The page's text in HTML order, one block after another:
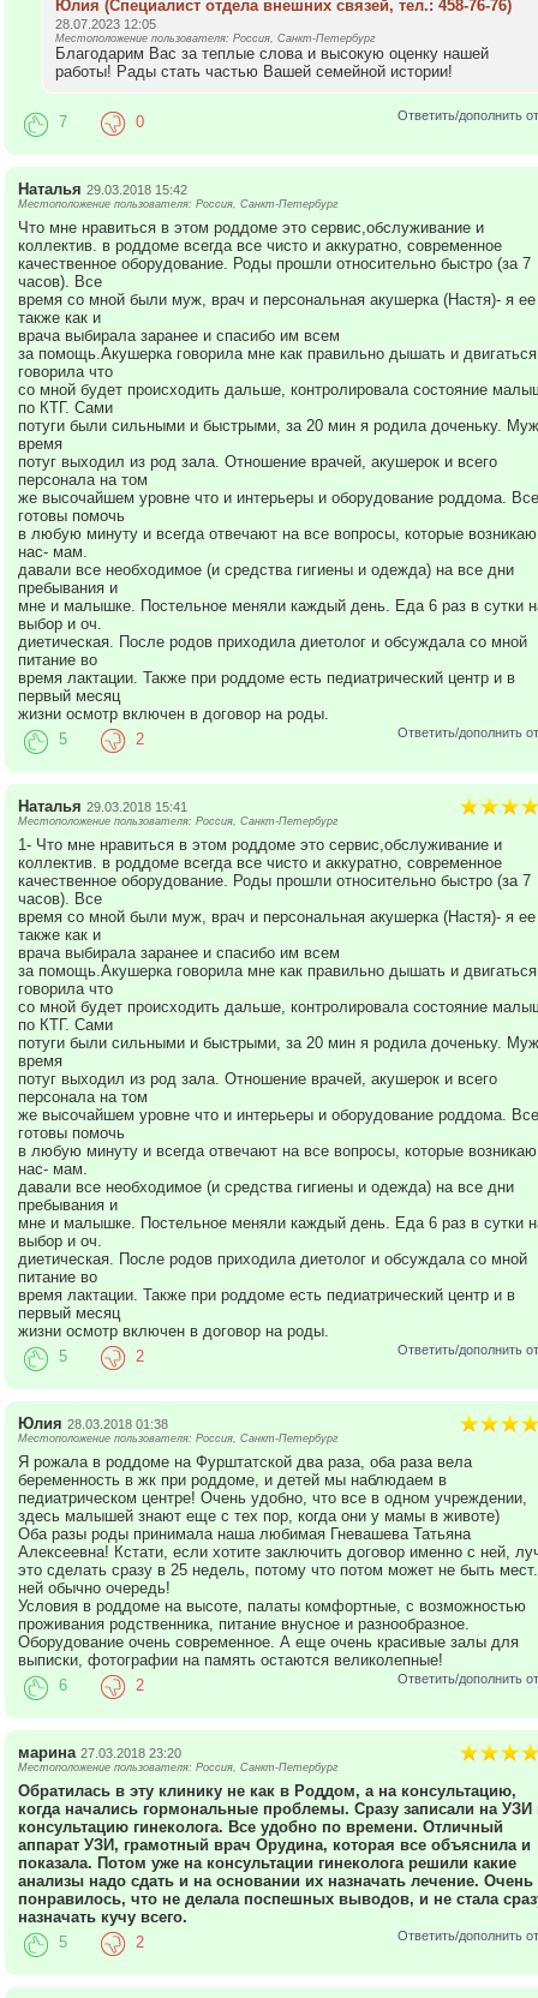
Юлия (Специалист отдела внешних связей, тел.: 458-76-76)
28.07.2023 12:05
Местоположение пользователя: Россия, Санкт-Петербург
Благодарим Вас за теплые слова и высокую оценку нашей
работы! Рады стать частью Вашей семейной истории!
Ответить/дополнить
7 0
Наталья 29.03.2018 15:42
Местоположение пользователя: Россия, Санкт-Петербург
Что мне нравиться в этом роддоме это сервис,обслуживание и
коллектив. в роддоме всегда все чисто и аккуратно, современное
качественное оборудование. Роды прошли относительно быстро (за 7
часов). Все
время со мной были муж, врач и персональная акушерка (Настя)- я ее
также как и
врача выбирала заранее и спасибо им всем
за помощь.Акушерка говорила мне как правильно дышать и
говорила что
со мной будет происходить дальше, контролировала состояние
по КТГ. Сами
потуги были сильными и быстрыми, за 20 мин я родила доченьку.
время
потуг выходил из род зала. Отношение врачей, акушерок и всего
персонала на том
же высочайшем уровне что и интерьеры и оборудование роддома. Все
готовы помочь
в любую минуту и всегда отвечают на все вопросы, которые
нас- мам.
давали все необходимое (и средства гигиены и одежда) на все дни
пребывания и
мне и малышке. Постельное меняли каждый день. Еда 6 раз в сутки
выбор и оч.
диетическая. После родов приходила диетолог и обсуждала со мной
питание во
время лактации. Также при роддоме есть педиатрический центр и в
первый месяц
жизни осмотр включен в договор на роды.
Ответить/дополнить
5 2
Наталья 29.03.2018 15:41
Местоположение пользователя: Россия, Санкт-Петербург
1- Что мне нравиться в этом роддоме это сервис,обслуживание и
коллектив. в роддоме всегда все чисто и аккуратно, современное
качественное оборудование. Роды прошли относительно быстро (за 7
часов). Все
время со мной были муж, врач и персональная акушерка (Настя)- я ее
также как и
врача выбирала заранее и спасибо им всем
за помощь.Акушерка говорила мне как правильно дышать и
говорила что
со мной будет происходить дальше, контролировала состояние
по КТГ. Сами
потуги были сильными и быстрыми, за 20 мин я родила доченьку.
время
потуг выходил из род зала. Отношение врачей, акушерок и всего
персонала на том
же высочайшем уровне что и интерьеры и оборудование роддома. Все
готовы помочь
в любую минуту и всегда отвечают на все вопросы, которые
нас- мам.
давали все необходимое (и средства гигиены и одежда) на все дни
пребывания и
мне и малышке. Постельное меняли каждый день. Еда 6 раз в сутки
выбор и оч.
диетическая. После родов приходила диетолог и обсуждала со мной
питание во
время лактации. Также при роддоме есть педиатрический центр и в
первый месяц
жизни осмотр включен в договор на роды.
Ответить/дополнить
5 2
Юлия 28.03.2018 01:38
Местоположение пользователя: Россия, Санкт-Петербург
Я рожала в роддоме на Фурштатской два раза, оба раза вела
беременность в жк при роддоме, и детей мы наблюдаем в
педиатрическом центре! Очень удобно, что все в одном учреждении,
здесь малышей знают еще с тех пор, когда они у мамы в животе)
Оба разы роды принимала наша любимая Гневашева Татьяна
Алексеевна! Кстати, если хотите заключить договор именно с ней,
это сделать сразу в 25 недель, потому что потом может не быть
ней обычно очередь!
Условия в роддоме на высоте, палаты комфортные, с возможностью
проживания родственника, питание внусное и разнообразное.
Оборудование очень современное. А еще очень красивые залы для
выписки, фотографии на память остаются великолепные!
Ответить/дополнить
6 2
марина 27.03.2018 23:20
Местоположение пользователя: Россия, Санкт-Петербург
Обратилась в эту клинику не как в Роддом, а на консультацию,
когда начались гормональные проблемы. Сразу записали на УЗИ
консультацию гинеколога. Все удобно по времени. Отличный
аппарат УЗИ, грамотный врач Орудина, которая все объяснила и
показала. Потом уже на консультации гинеколога решили какие
анализы надо сдать и на основании их назначать лечение. Очень
понравилось, что не делала поспешных выводов, и не стала
назначать кучу всего.
Ответить/дополнить
5 2